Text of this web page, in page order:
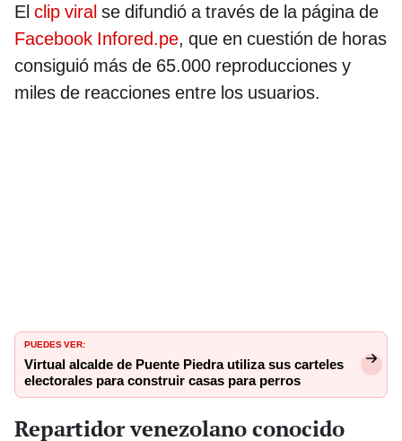
El clip viral se difundió a través de la página de
Facebook Infored.pe, que en cuestión de horas
consiguió más de 65.000 reproducciones y
miles de reacciones entre los usuarios.
PUEDES VER:
Virtual alcalde de Puente Piedra utiliza sus carteles
electorales para construir casas para perros
Repartidor venezolano conocido